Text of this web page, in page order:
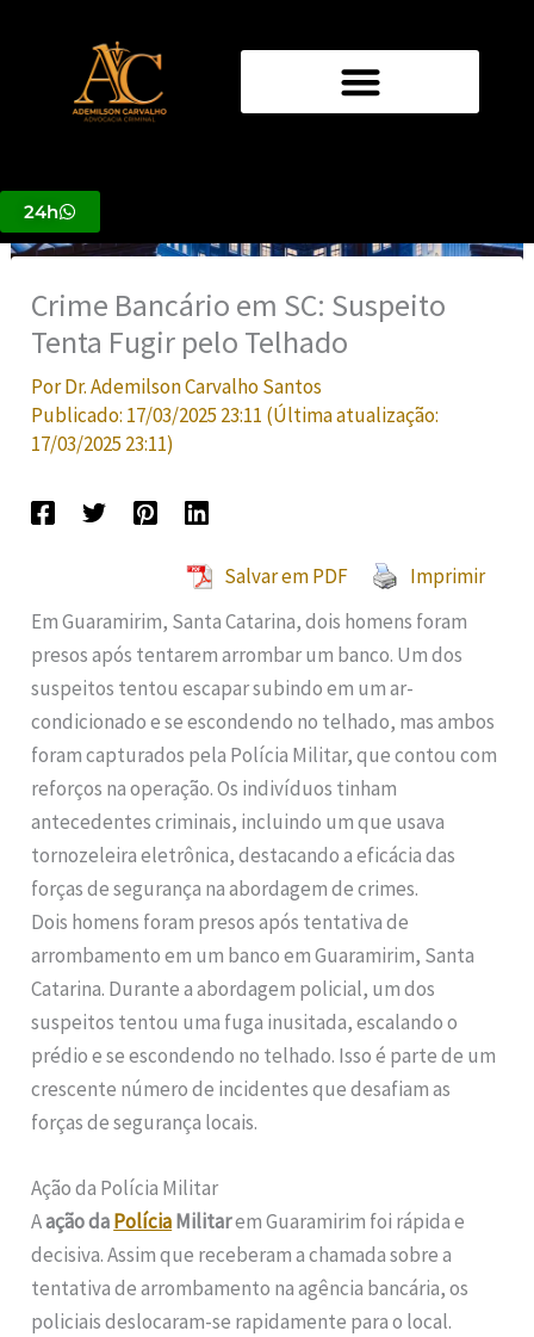
conteúdo
24h
Crime Bancário em SC: Suspeito
Tenta Fugir pelo Telhado
PorDr. Ademilson Carvalho Santos
Publicado: 17/03/2025 23:11 (Última atualização:
17/03/2025 23:11)
Salvar em PDF
Imprimir
Em Guaramirim, Santa Catarina, dois homens foram
presos após tentarem arrombar um banco. Um dos
suspeitos tentou escapar subindo em um ar-
condicionado e se escondendo no telhado, mas ambos
foram capturados pela Polícia Militar, que contou com
reforços na operação. Os indivíduos tinham
antecedentes criminais, incluindo um que usava
tornozeleira eletrônica, destacando a eficácia das
forças de segurança na abordagem de crimes.
Dois homens foram presos após tentativa de
arrombamento em um banco em Guaramirim, Santa
Catarina. Durante a abordagem policial, um dos
suspeitos tentou uma fuga inusitada, escalando o
prédio e se escondendo no telhado. Isso é parte de um
crescente número de incidentes que desafiam as
forças de segurança locais.
Ação da Polícia Militar
Aação daPolíciaMilitarem Guaramirim foi rápida e
decisiva. Assim que receberam a chamada sobre a
tentativa de arrombamento na agência bancária, os
policiais deslocaram-se rapidamente para o local.